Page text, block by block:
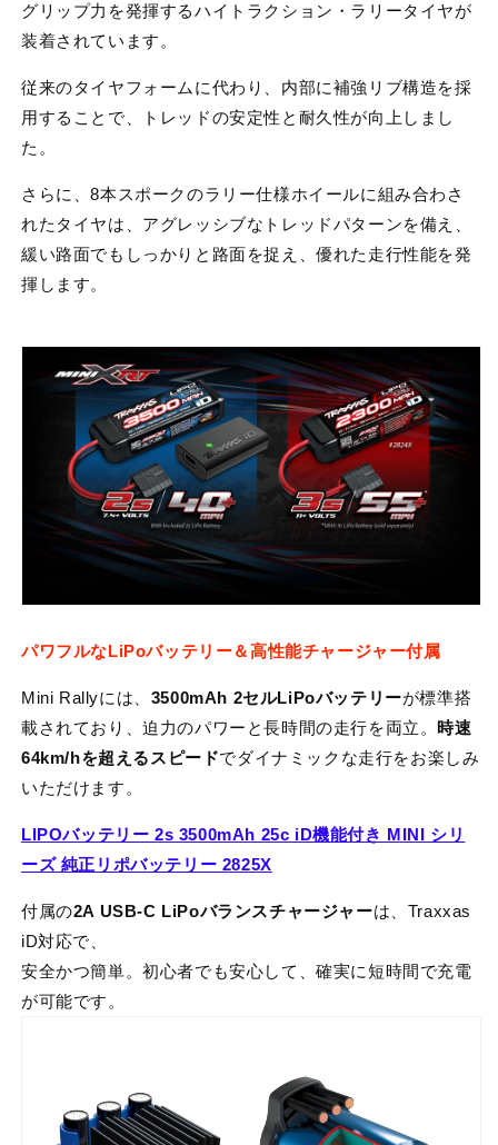
グリップ力を発揮するハイトラクション・ラリータイヤが
装着されています。
従来のタイヤフォームに代わり、内部に補強リブ構造を採
用することで、トレッドの安定性と耐久性が向上しまし
た。
さらに、8本スポークのラリー仕様ホイールに組み合わさ
れたタイヤは、アグレッシブなトレッドパターンを備え、
緩い路面でもしっかりと路面を捉え、優れた走行性能を発
揮します。
パワフルなLiPoバッテリー＆高性能チャージャー付属
Mini Rallyには、 3500mAh 2セルLiPoバッテリーが標準搭
載されており、迫力のパワーと長時間の走行を両立。 時速
64km/hを超えるスピードでダイナミックな走行をお楽しみ
いただけます。
LIPOバッテリー 2s 3500mAh 25c iD機能付き MINI シリ
ーズ 純正リポバッテリー 2825X
付属の2A USB-C LiPoバランスチャージャーは、Traxxas
iD対応で、
安全かつ簡単。初心者でも安心して、確実に短時間で充電
が可能です。